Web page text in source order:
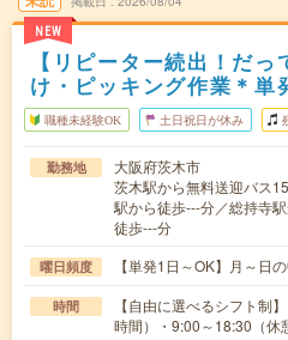
NEW
【リピーター続出！だ
け・ピッキング作業＊単
職種未経験OK 土日祝日が休み
勤務地
大阪府茨木市
茨木駅から無料送迎バス
駅から徒歩---分／総持寺
徒歩---分
曜日頻度 【単発1日～OK】月～日
時間
【自由に選べるシフト
時間）・9:00～18:30（